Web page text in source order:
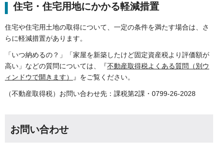
住宅・住宅用地にかかる軽減措置
住宅や住宅用土地の取得について、一定の条件を満たす場合は、さ
らに軽減措置があります。
「いつ納めるの？」「家屋を新築したけど固定資産税より評価額が
高い」などの質問については、『不動産取得税よくある質問（別ウ
ィンドウで開きます）
』をご覧ください。
（不動産取得税）お問い合わせ先：課税第2課・0799-26-2028
お問い合わせ